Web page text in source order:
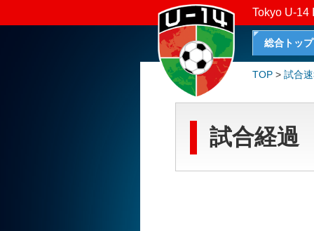
Tokyo U-14
総合トップ
TOP > 試合
試合経過